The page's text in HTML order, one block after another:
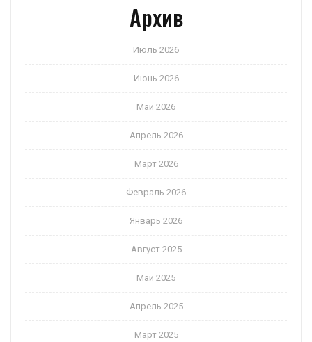
Архив
Июль 2026
Июнь 2026
Май 2026
Апрель 2026
Март 2026
Февраль 2026
Январь 2026
Август 2025
Май 2025
Апрель 2025
Март 2025